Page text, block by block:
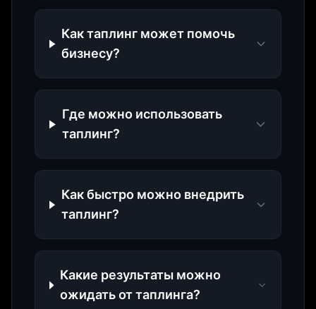
Как таплинг может помочь
бизнесу?
Где можно использовать
таплинг?
Как быстро можно внедрить
таплинг?
Какие результаты можно
ожидать от таплинга?